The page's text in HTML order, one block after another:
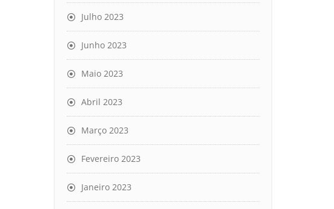
Julho 2023
Junho 2023
Maio 2023
Abril 2023
Março 2023
Fevereiro 2023
Janeiro 2023